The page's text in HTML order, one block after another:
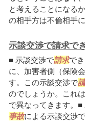
と考えることになる
の相手方は不倫相手
示談交渉で請求で
■ 示談交渉で請求で
に、加害者側（保険
す。この示談交渉で
のでしょうか。これ
で異なってきます。■
事故による示談交渉